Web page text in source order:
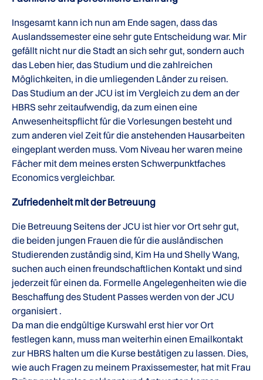
Insgesamt kann ich nun am Ende sagen, dass das
Auslandssemester eine sehr gute Entscheidung war. Mir
gefällt nicht nur die Stadt an sich sehr gut, sondern auch
das Leben hier, das Studium und die zahlreichen
Möglichkeiten, in die umliegenden Länder zu reisen.
Das Studium an der JCU ist im Vergleich zu dem an der
HBRS sehr zeitaufwendig, da zum einen eine
Anwesenheitspflicht für die Vorlesungen besteht und
zum anderen viel Zeit für die anstehenden Hausarbeiten
eingeplant werden muss. Vom Niveau her waren meine
Fächer mit dem meines ersten Schwerpunktfaches
Economics vergleichbar.
Zufriedenheit mit der Betreuung
Die Betreuung Seitens der JCU ist hier vor Ort sehr gut,
die beiden jungen Frauen die für die ausländischen
Studierenden zuständig sind, Kim Ha und Shelly Wang,
suchen auch einen freundschaftlichen Kontakt und sind
jederzeit für einen da. Formelle Angelegenheiten wie die
Beschaffung des Student Passes werden von der JCU
organisiert .
Da man die endgültige Kurswahl erst hier vor Ort
festlegen kann, muss man weiterhin einen Emailkontakt
zur HBRS halten um die Kurse bestätigen zu lassen. Dies,
wie auch Fragen zu meinem Praxissemester, hat mit Frau